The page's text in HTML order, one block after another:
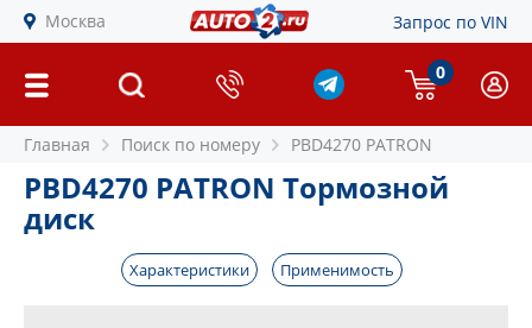
Москва Запрос по VIN
0
Главная Поиск по номеру PBD4270 PATRON
PBD4270 PATRON Тормозной
диск
Характеристики Применимость